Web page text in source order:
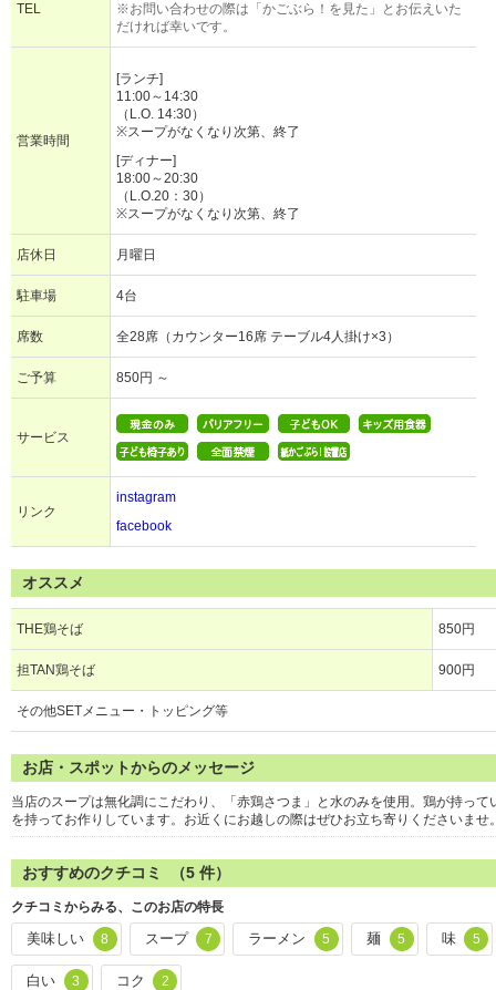
TEL
※お問い合わせの際は「かごぶら！を見た」とお伝えいた
だければ幸いです。
営業時間
[ランチ]
11:00～14:30
（L.O. 14:30）
※スープがなくなり次第、終了
[ディナー]
18:00～20:30
（L.O.20：30）
※スープがなくなり次第、終了
店休日 月曜日
駐車場 4台
席数 全28席（カウンター16席 テーブル4人掛け×3）
ご予算 850円 ～
サービス
リンク
instagram
facebook
オススメ
THE鶏そば 850円
担TAN鶏そば 900円
その他SETメニュー・トッピング等
お店・スポットからのメッセージ
当店のスープは無化調にこだわり、「赤鶏さつま」と水のみを使用。鶏が持っ
を持ってお作りしています。お近くにお越しの際はぜひお立ち寄りくださいませ
おすすめのクチコミ （5 件）
クチコミからみる、このお店の特長
美味しい 8 スープ 7 ラーメン 5 麺 5 味 5
白い 3 コク 2